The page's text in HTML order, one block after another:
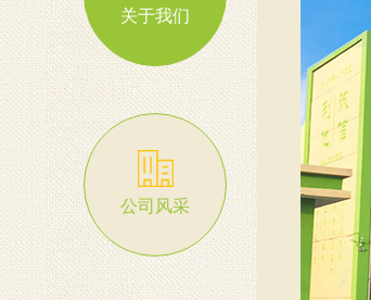
关于我们
公司风采